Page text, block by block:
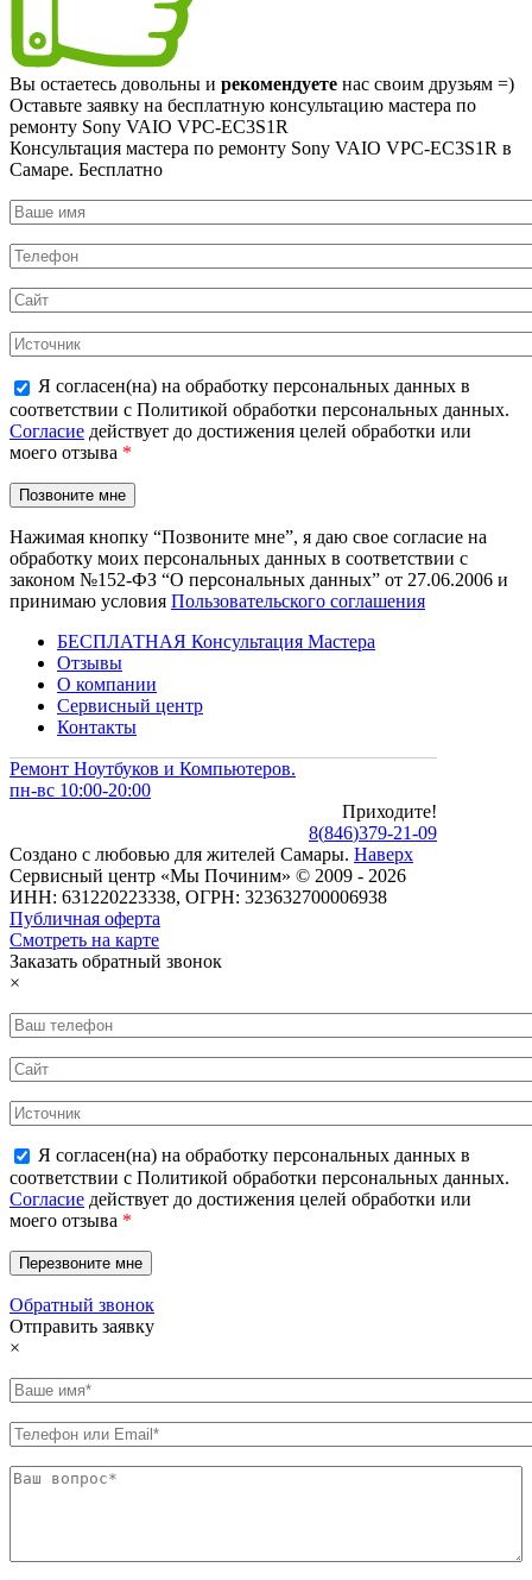
Вы остаетесь довольны и рекомендуете нас своим друзьям =)
Оставьте заявку на бесплатную консультацию мастера по
ремонту Sony VAIO VPC-EC3S1R
Консультация мастера по ремонту Sony VAIO VPC-EC3S1R в
Самаре. Бесплатно
Я согласен(на) на обработку персональных данных в
соответствии с Политикой обработки персональных данных.
Согласие действует до достижения целей обработки или
моего отзыва *
Нажимая кнопку “Позвоните мне”, я даю свое согласие на
обработку моих персональных данных в соответствии с
законом №152-ФЗ “О персональных данных” от 27.06.2006 и
принимаю условия Пользовательского соглашения
БЕСПЛАТНАЯ Консультация Мастера
Отзывы
О компании
Сервисный центр
Контакты
Ремонт Ноутбуков и Компьютеров.
пн-вс 10:00-20:00
Приходите!
8(846)379-21-09
Создано с любовью для жителей Самары. Наверх
Сервисный центр «Мы Починим» © 2009 - 2026
ИНН: 631220223338, ОГРН: 323632700006938
Публичная оферта
Смотреть на карте
Заказать обратный звонок
×
Я согласен(на) на обработку персональных данных в
соответствии с Политикой обработки персональных данных.
Согласие действует до достижения целей обработки или
моего отзыва *
Обратный звонок
Отправить заявку
×